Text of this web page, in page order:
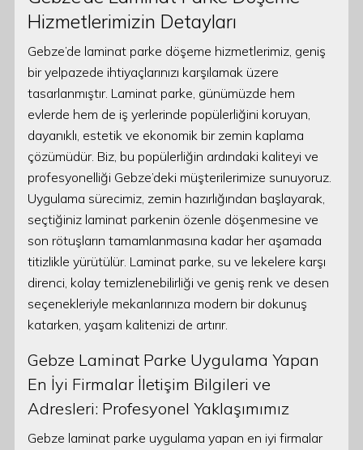
Hizmetlerimizin Detayları
Gebze’de laminat parke döşeme hizmetlerimiz, geniş
bir yelpazede ihtiyaçlarınızı karşılamak üzere
tasarlanmıştır. Laminat parke, günümüzde hem
evlerde hem de iş yerlerinde popülerliğini koruyan,
dayanıklı, estetik ve ekonomik bir zemin kaplama
çözümüdür. Biz, bu popülerliğin ardındaki kaliteyi ve
profesyonelliği Gebze’deki müşterilerimize sunuyoruz.
Uygulama sürecimiz, zemin hazırlığından başlayarak,
seçtiğiniz laminat parkenin özenle döşenmesine ve
son rötuşların tamamlanmasına kadar her aşamada
titizlikle yürütülür. Laminat parke, su ve lekelere karşı
direnci, kolay temizlenebilirliği ve geniş renk ve desen
seçenekleriyle mekanlarınıza modern bir dokunuş
katarken, yaşam kalitenizi de artırır.
Gebze Laminat Parke Uygulama Yapan
En İyi Firmalar İletişim Bilgileri ve
Adresleri: Profesyonel Yaklaşımımız
Gebze laminat parke uygulama yapan en iyi firmalar